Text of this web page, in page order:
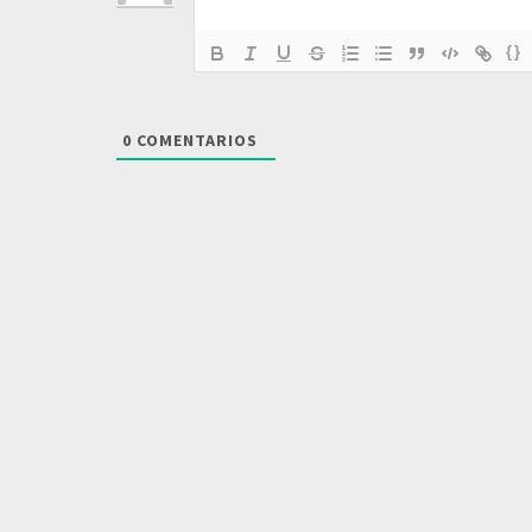
{}
0 COMENTARIOS